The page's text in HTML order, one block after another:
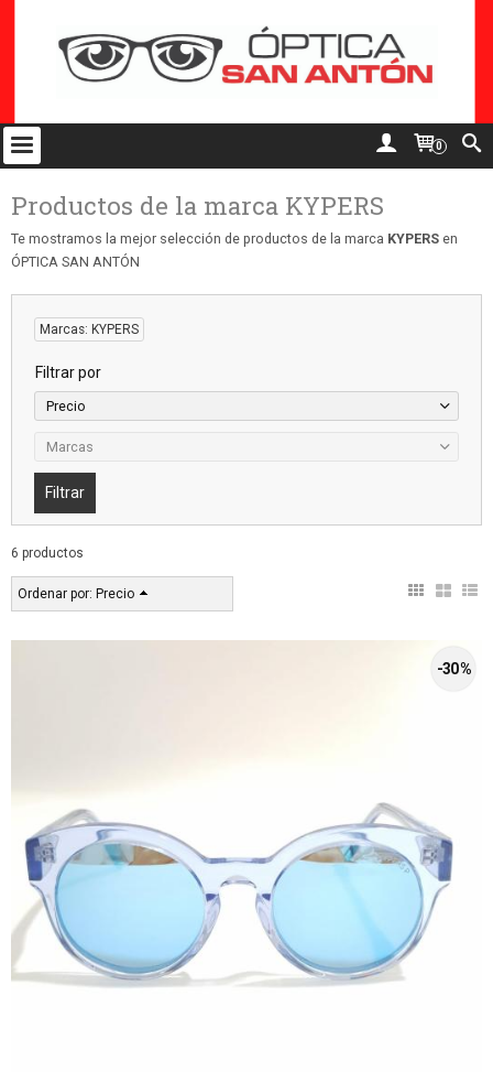
0
Productos de la marca KYPERS
Te mostramos la mejor selección de productos de la marca KYPERS en
ÓPTICA SAN ANTÓN
Marcas: KYPERS
Filtrar por
Precio
Marcas
6 productos
Ordenar por: Precio
-30 %